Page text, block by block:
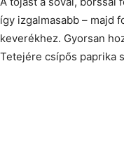
így izgalmasabb – majd
keverékhez. Gyorsan
Tetejére csípős paprika